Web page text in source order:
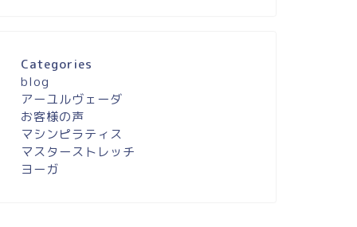
Categories
blog
アーユルヴェーダ
お客様の声
マシンピラティス
マスターストレッチ
ヨーガ